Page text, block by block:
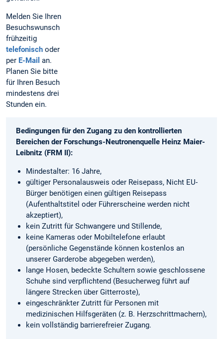
Melden Sie Ihren
Besuchswunsch
frühzeitig
telefonisch oder
per E-Mail an.
Planen Sie bitte
für Ihren Besuch
mindestens drei
Stunden ein.
Bedingungen für den Zugang zu den kontrollierten
Bereichen der Forschungs-Neutronenquelle Heinz Maier-
Leibnitz (FRM II):
Mindestalter: 16 Jahre,
gültiger Personalausweis oder Reisepass, Nicht EU-
Bürger benötigen einen gültigen Reisepass
(Aufenthaltstitel oder Führerscheine werden nicht
akzeptiert),
kein Zutritt für Schwangere und Stillende,
keine Kameras oder Mobiltelefone erlaubt
(persönliche Gegenstände können kostenlos an
unserer Garderobe abgegeben werden),
lange Hosen, bedeckte Schultern sowie geschlossene
Schuhe sind verpflichtend (Besucherweg führt auf
längere Strecken über Gitterroste),
eingeschränkter Zutritt für Personen mit
medizinischen Hilfsgeräten (z. B. Herzschrittmachern),
kein vollständig barrierefreier Zugang.